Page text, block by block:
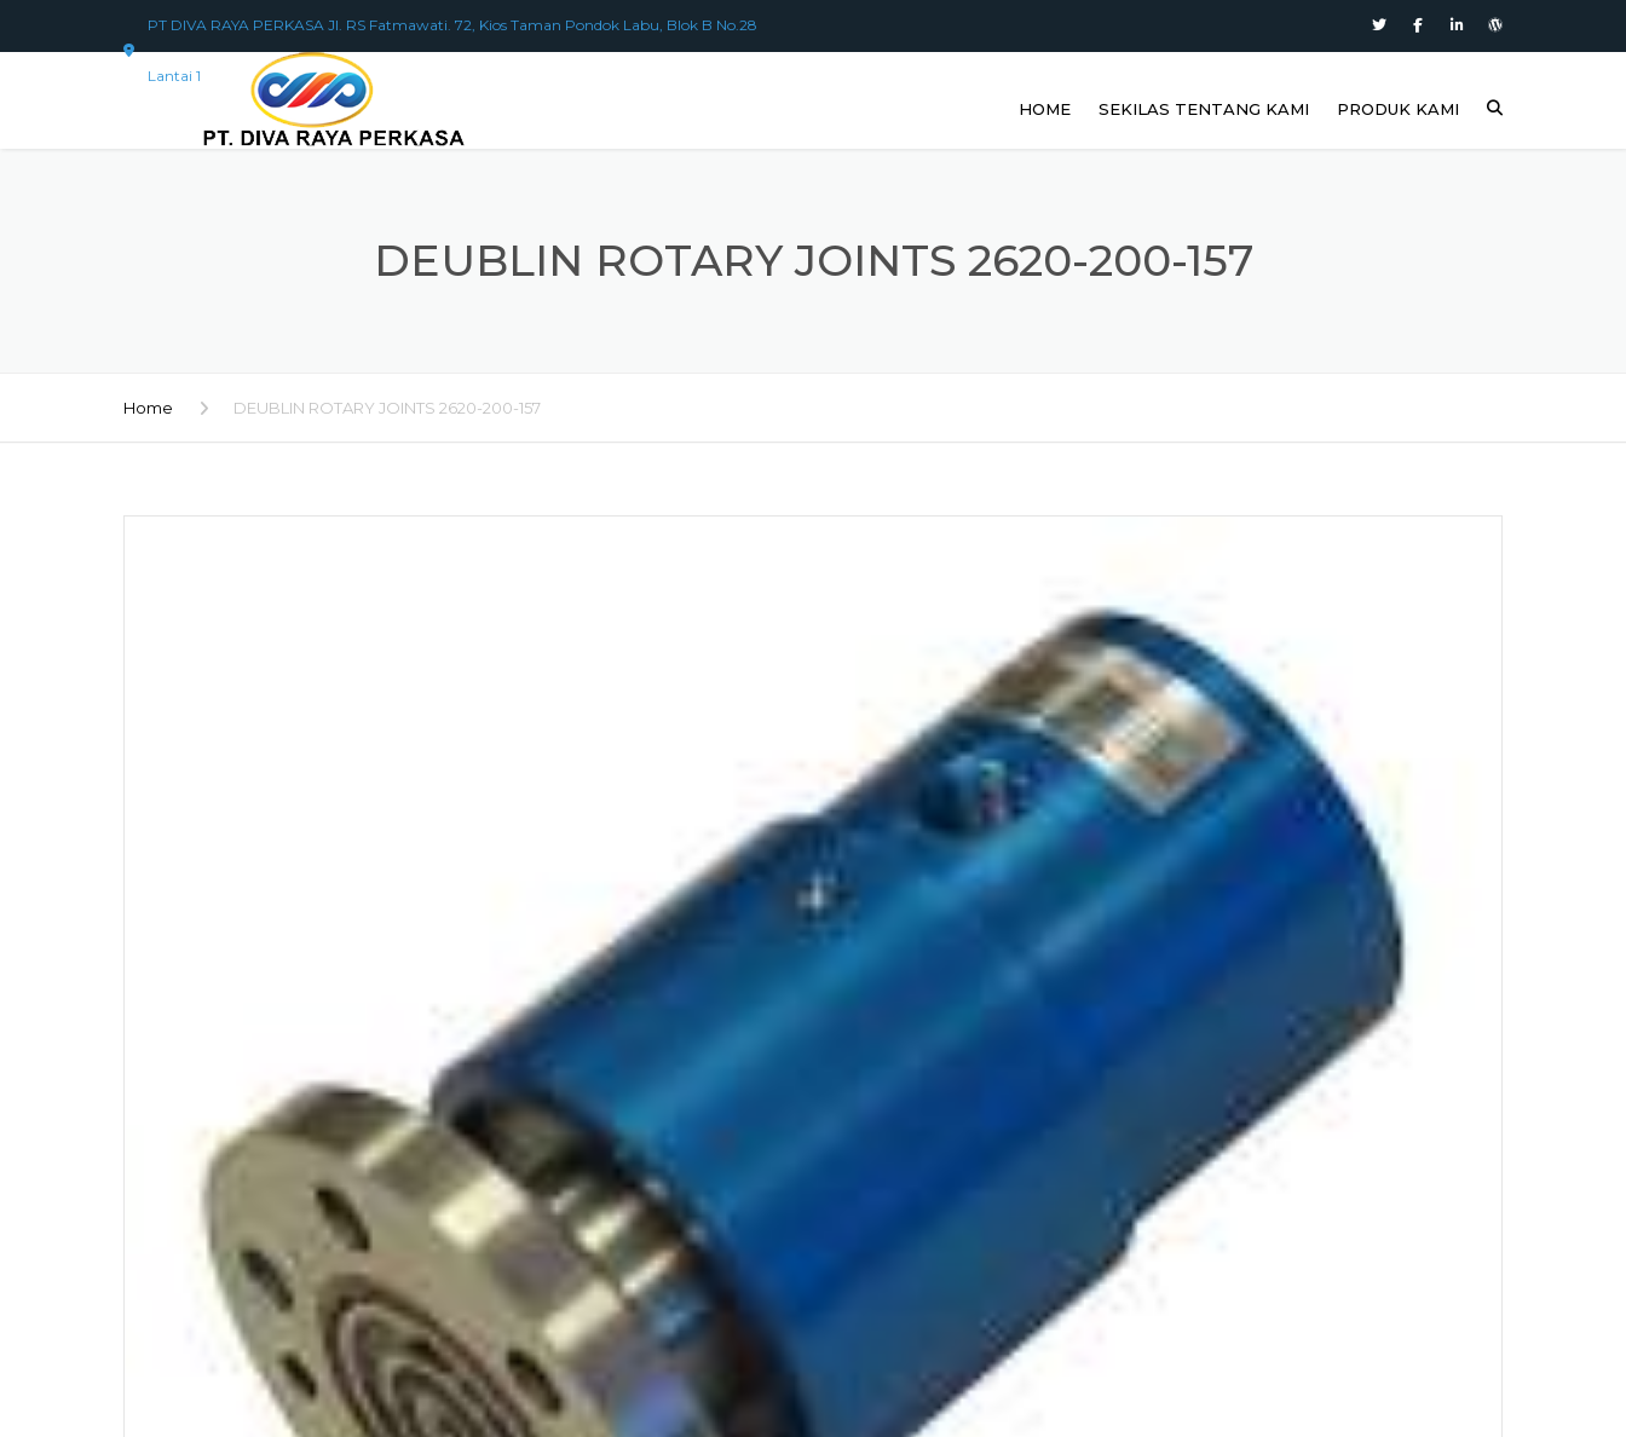
PT DIVA RAYA PERKASA Jl. RS Fatmawati. 72, Kios Taman Pondok Labu, Blok B No.28
Lantai 1
HOME SEKILAS TENTANG KAMI PRODUK KAMI
DEUBLIN ROTARY JOINTS 2620-200-157
Home DEUBLIN ROTARY JOINTS 2620-200-157